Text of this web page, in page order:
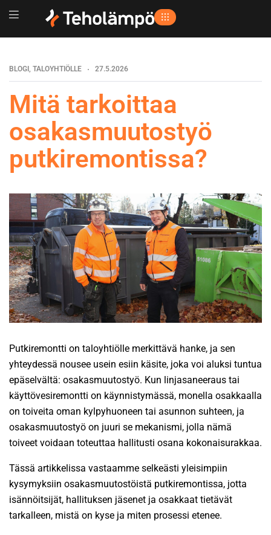
BLOGI , TALOYHTIÖLLE 27.5.2026
Mitä tarkoittaa
osakasmuutostyö
putkiremontissa?
Putkiremontti on taloyhtiölle merkittävä hanke, ja sen
yhteydessä nousee usein esiin käsite, joka voi aluksi tuntua
epäselvältä: osakasmuutostyö. Kun linjasaneeraus tai
käyttövesiremontti on käynnistymässä, monella osakkaalla
on toiveita oman kylpyhuoneen tai asunnon suhteen, ja
osakasmuutostyö on juuri se mekanismi, jolla nämä
toiveet voidaan toteuttaa hallitusti osana kokonaisurakkaa.
Tässä artikkelissa vastaamme selkeästi yleisimpiin
kysymyksiin osakasmuutostöistä putkiremontissa, jotta
isännöitsijät, hallituksen jäsenet ja osakkaat tietävät
tarkalleen, mistä on kyse ja miten prosessi etenee.